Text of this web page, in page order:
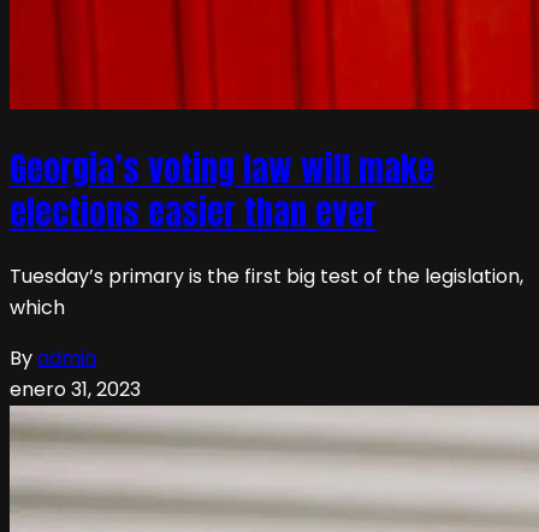
Georgia’s voting law will make
elections easier than ever
Tuesday’s primary is the first big test of the legislation,
which
Byadmin
enero 31, 2023